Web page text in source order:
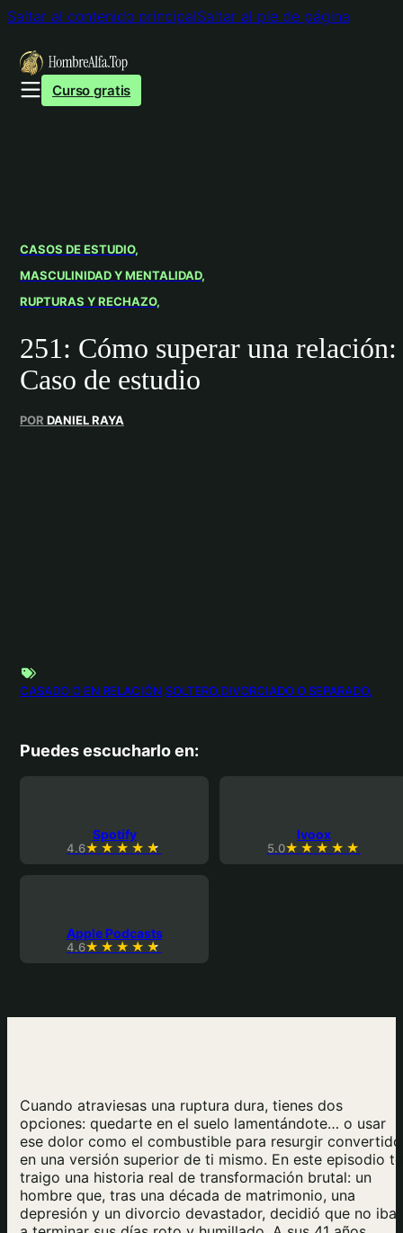
Saltar al contenido principalSaltar al pie de página
Curso gratis
CASOS DE ESTUDIO
MASCULINIDAD Y MENTALIDAD
RUPTURAS Y RECHAZO
251: Cómo superar una relación​:
Caso de estudio
POR DANIEL RAYA
CASADO O EN RELACIÓN SOLTERO DIVORCIADO O SEPARADO
Puedes escucharlo en:
Spotify
4.6
Ivoox
5.0
Apple Podcasts
4.6
Cuando atraviesas una ruptura dura, tienes dos
opciones: quedarte en el suelo lamentándote… o usar
ese dolor como el combustible para resurgir convertido
en una versión superior de ti mismo. En este episodio te
traigo una historia real de transformación brutal: un
hombre que, tras una década de matrimonio, una
depresión y un divorcio devastador, decidió que no iba